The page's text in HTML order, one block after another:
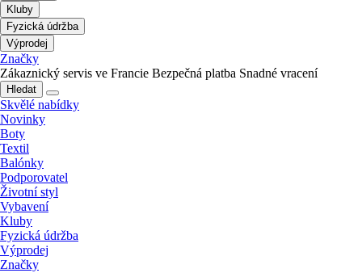
Kluby
Fyzická údržba
Výprodej
Značky
Zákaznický servis ve Francie Bezpečná platba Snadné vracení
Hledat
Skvělé nabídky
Novinky
Boty
Textil
Balónky
Podporovatel
Životní styl
Vybavení
Kluby
Fyzická údržba
Výprodej
Značky